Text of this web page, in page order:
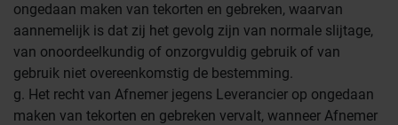
ongedaan maken van tekorten en gebreken, waarvan
aannemelijk is dat zij het gevolg zijn van normale slijtage,
van onoordeelkundig of onzorgvuldig gebruik of van
gebruik niet overeenkomstig de bestemming.
g. Het recht van Afnemer jegens Leverancier op ongedaan
maken van tekorten en gebreken vervalt, wanneer Afnemer